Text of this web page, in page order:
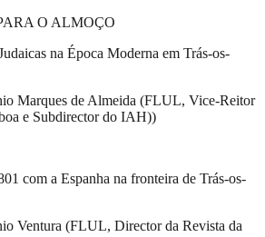
O ALMOÇO
na Época Moderna em Trás-os-
Marques de Almeida (FLUL, Vice-Reitor
e Subdirector do IAH))
com a Espanha na fronteira de Trás-os-
Ventura (FLUL, Director da Revista da